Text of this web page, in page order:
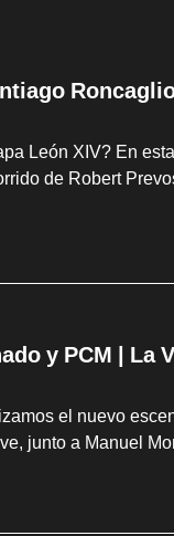
León XIV? En
de Robert
y PCM | La
el nuevo
junto a Manuel